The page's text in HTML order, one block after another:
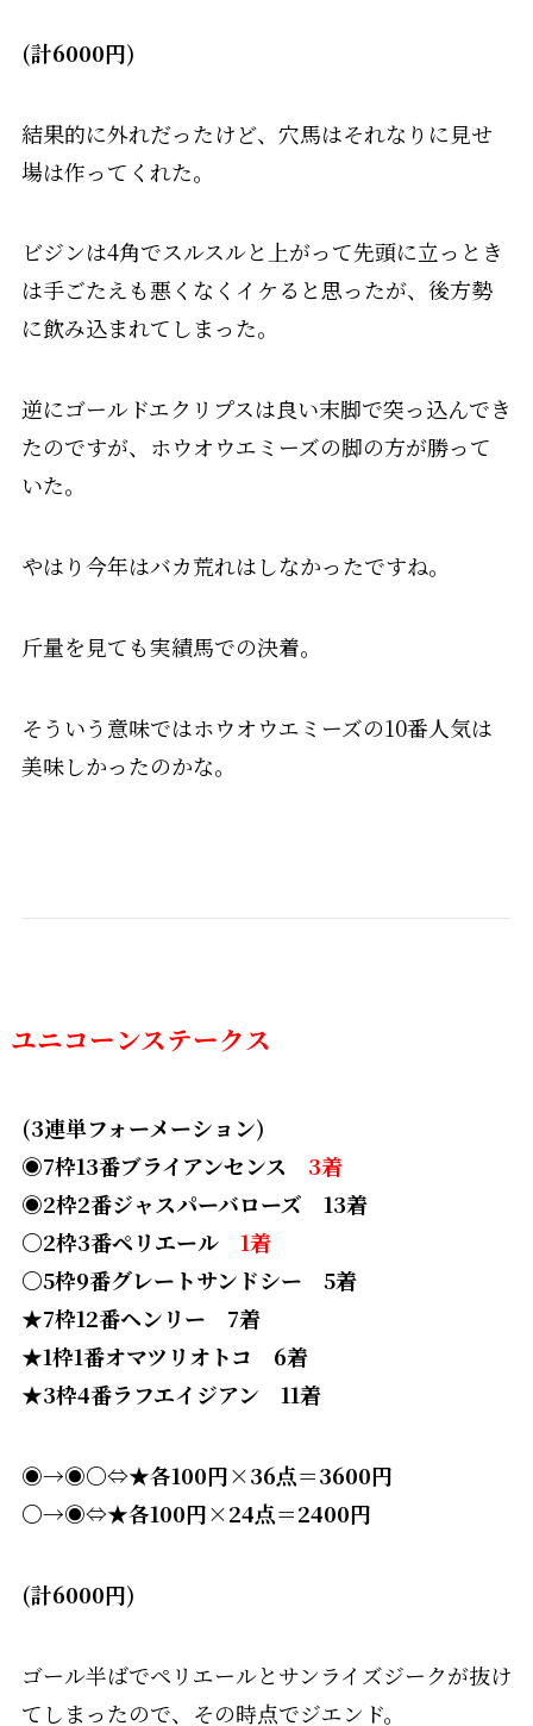
(計6000円)
結果的に外れだったけど、穴馬はそれなりに見せ
場は作ってくれた。
ビジンは4角でスルスルと上がって先頭に立っとき
は手ごたえも悪くなくイケると思ったが、後方勢
に飲み込まれてしまった。
逆にゴールドエクリプスは良い末脚で突っ込んでき
たのですが、ホウオウエミーズの脚の方が勝って
いた。
やはり今年はバカ荒れはしなかったですね。
斤量を見ても実績馬での決着。
そういう意味ではホウオウエミーズの10番人気は
美味しかったのかな。
ユニコーンステークス
(3連単フォーメーション)
◉7枠13番ブライアンセンス 3着
◉2枠2番ジャスパーバローズ 13着
〇2枠3番ペリエール 1着
〇5枠9番グレートサンドシー 5着
★7枠12番ヘンリー 7着
★1枠1番オマツリオトコ 6着
★3枠4番ラフエイジアン 11着
◉→◉〇⇔★各100円×36点＝3600円
〇→◉⇔★各100円×24点＝2400円
(計6000円)
ゴール半ばでペリエールとサンライズジークが抜け
てしまったので、その時点でジエンド。